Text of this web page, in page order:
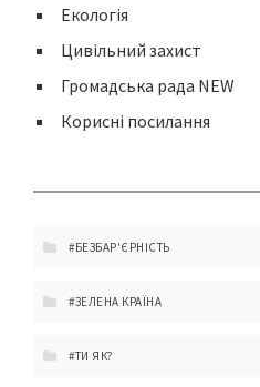
Екологія
Цивільний захист
Громадська рада NEW
Корисні посилання
#БЕЗБАР'ЄРНІСТЬ
#ЗЕЛЕНА КРАЇНА
#ТИ ЯК?